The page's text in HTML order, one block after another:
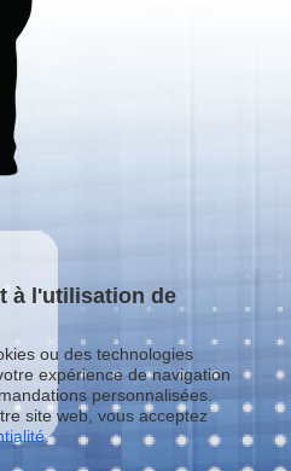
à l'utilisation de
ou des technologies
expérience de navigation
personnalisées.
site web, vous acceptez